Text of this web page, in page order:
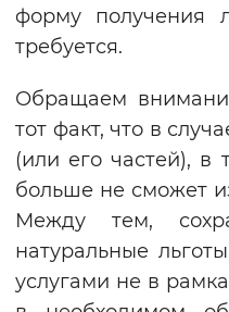
форму получения
требуется.
Обращаем
тот факт, что в
(или его частей), в
больше не сможет
Между тем,
натуральные
услугами не в